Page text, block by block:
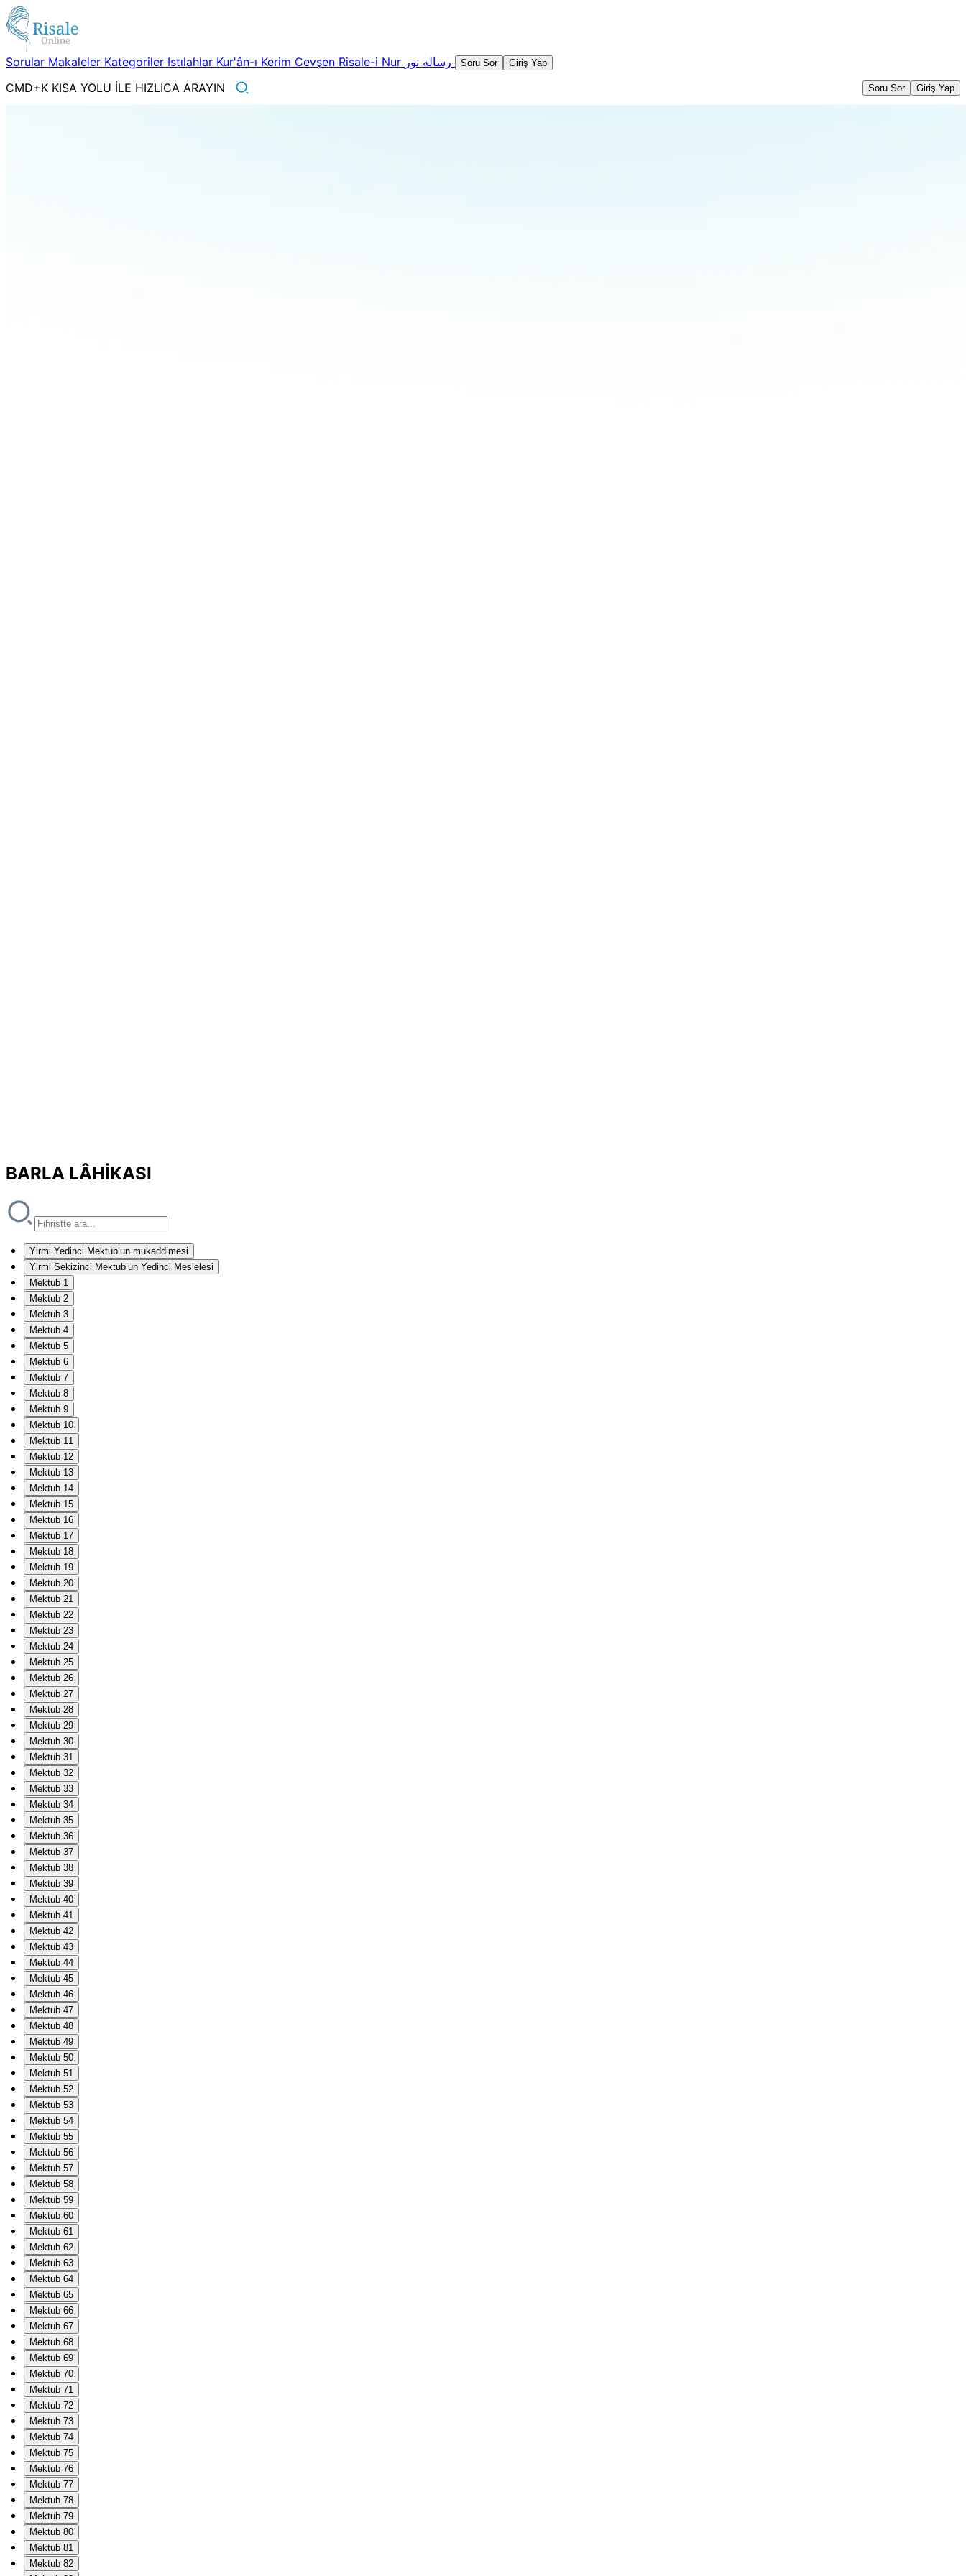
Sorular Makaleler Kategoriler Istılahlar Kur'ân-ı Kerim Cevşen Risale-i Nur Soru Sor Giriş Yap
CMD+K KISA YOLU İLE HIZLICA ARAYIN Soru Sor Giriş Yap
BARLA LÂHİKASI
Yirmi Yedinci Mektub’un mukaddimesi
Yirmi Sekizinci Mektub’un Yedinci Mes’elesi
Mektub 1
Mektub 2
Mektub 3
Mektub 4
Mektub 5
Mektub 6
Mektub 7
Mektub 8
Mektub 9
Mektub 10
Mektub 11
Mektub 12
Mektub 13
Mektub 14
Mektub 15
Mektub 16
Mektub 17
Mektub 18
Mektub 19
Mektub 20
Mektub 21
Mektub 22
Mektub 23
Mektub 24
Mektub 25
Mektub 26
Mektub 27
Mektub 28
Mektub 29
Mektub 30
Mektub 31
Mektub 32
Mektub 33
Mektub 34
Mektub 35
Mektub 36
Mektub 37
Mektub 38
Mektub 39
Mektub 40
Mektub 41
Mektub 42
Mektub 43
Mektub 44
Mektub 45
Mektub 46
Mektub 47
Mektub 48
Mektub 49
Mektub 50
Mektub 51
Mektub 52
Mektub 53
Mektub 54
Mektub 55
Mektub 56
Mektub 57
Mektub 58
Mektub 59
Mektub 60
Mektub 61
Mektub 62
Mektub 63
Mektub 64
Mektub 65
Mektub 66
Mektub 67
Mektub 68
Mektub 69
Mektub 70
Mektub 71
Mektub 72
Mektub 73
Mektub 74
Mektub 75
Mektub 76
Mektub 77
Mektub 78
Mektub 79
Mektub 80
Mektub 81
Mektub 82